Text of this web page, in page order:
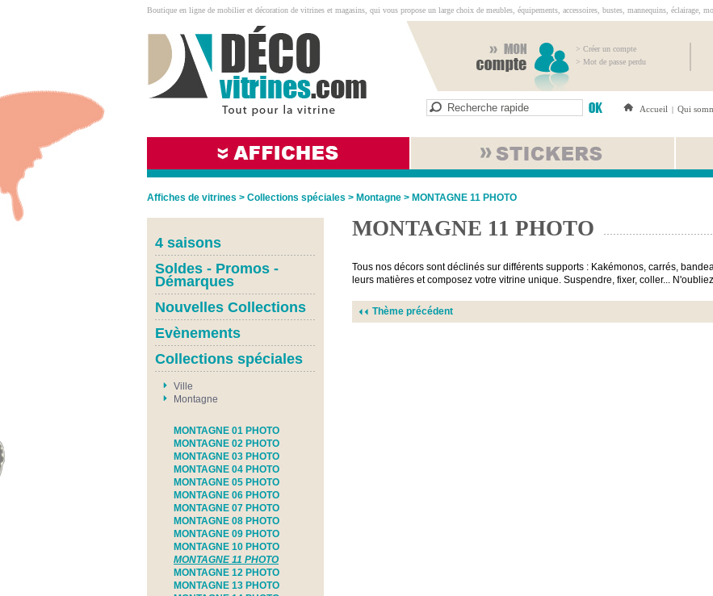
Boutique en ligne de mobilier et décoration de vitrines et magasins, qui vous propose un large choix de meubles, équipements, accessoires, bustes, mannequins, éclairage,
> Créer un compte
> Mot de passe perdu
Accueil | Qui
Affiches de vitrines > Collections spéciales > Montagne > MONTAGNE 11 PHOTO
4 saisons
Soldes - Promos -
Démarques
Nouvelles Collections
Evènements
Collections spéciales
Ville
Montagne
MONTAGNE 01 PHOTO
MONTAGNE 02 PHOTO
MONTAGNE 03 PHOTO
MONTAGNE 04 PHOTO
MONTAGNE 05 PHOTO
MONTAGNE 06 PHOTO
MONTAGNE 07 PHOTO
MONTAGNE 08 PHOTO
MONTAGNE 09 PHOTO
MONTAGNE 10 PHOTO
MONTAGNE 11 PHOTO
MONTAGNE 12 PHOTO
MONTAGNE 13 PHOTO
MONTAGNE 11 PHOTO
Tous nos décors sont déclinés sur différents supports : Kakémonos, carrés,
leurs matières et composez votre vitrine unique. Suspendre, fixer, coller...
Thème précédent